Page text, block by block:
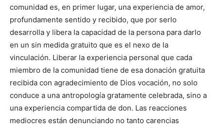
comunidad es, en primer lugar, una experiencia de amor,
profundamente sentido y recibido, que por serlo
desarrolla y libera la capacidad de la persona para darlo
en un sin medida gratuito que es el nexo de la
vinculación. Liberar la experiencia personal que cada
miembro de la comunidad tiene de esa donación gratuita
recibida con agradecimiento de Dios vocación, no solo
conduce a una antropología gratamente celebrada, sino a
una experiencia compartida de don. Las reacciones
mediocres están denunciando no tanto carencias